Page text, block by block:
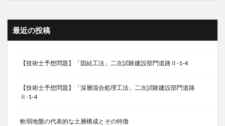
最近の投稿
【技術士予想問題】「固結工法」二次試験建設部門道路Ⅱ-1-4
【技術士予想問題】「深層混合処理工法」二次試験建設部門道路
Ⅱ-1-4
軟弱地盤の代表的な土層構成とその特徴